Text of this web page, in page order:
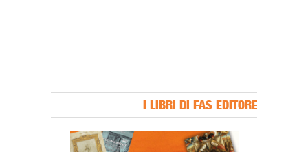
I LIBRI DI FAS EDITORE